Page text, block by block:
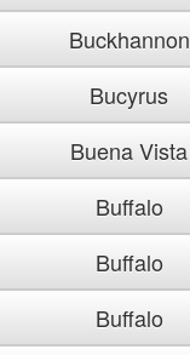
Buckhannon
Bucyrus
Buena Vista
Buffalo
Buffalo
Buffalo